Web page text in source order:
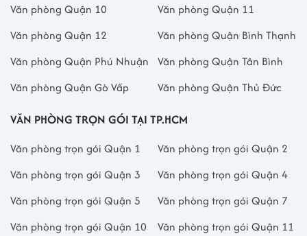
Văn phòng Quận 10
Văn phòng Quận 11
Văn phòng Quận 12
Văn phòng Quận Bình Thạnh
Văn phòng Quận Phú Nhuận
Văn phòng Quận Tân Bình
Văn phòng Quận Gò Vấp
Văn phòng Quận Thủ Đức
VĂN PHÒNG TRỌN GÓI TẠI TP.HCM
Văn phòng trọn gói Quận 1
Văn phòng trọn gói Quận 2
Văn phòng trọn gói Quận 3
Văn phòng trọn gói Quận 4
Văn phòng trọn gói Quận 5
Văn phòng trọn gói Quận 7
Văn phòng trọn gói Quận 10
Văn phòng trọn gói Quận 11